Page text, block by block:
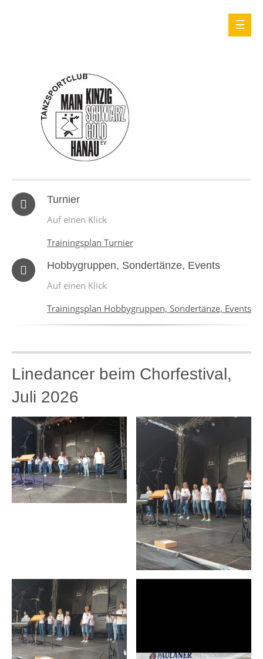
Turnier
Auf einen Klick
Trainingsplan Turnier
Hobbygruppen, Sondertänze, Events
Auf einen Klick
Trainingsplan Hobbygruppen, Sondertänze, Events
Linedancer beim Chorfestival,
Juli 2026